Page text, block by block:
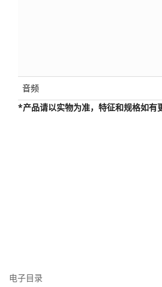
音频
*产品请以实物为准，特征和规格如有
电子目录